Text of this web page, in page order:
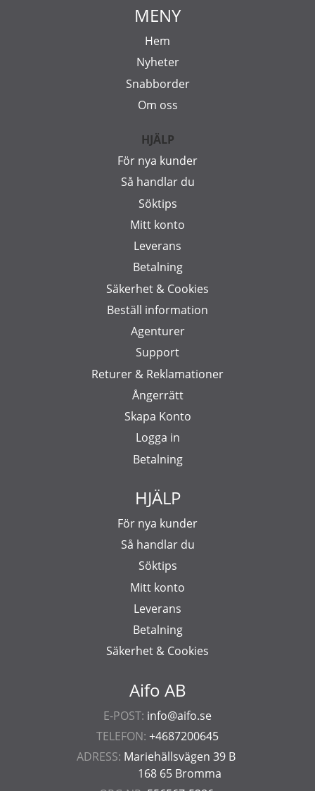
Aifo AB
E-POST: info@aifo.se
TELEFON: +4687200645
ADRESS: Mariehällsvägen 39 B
168 65 Bromma
MENY
Hem
Nyheter
Snabborder
Om oss
HJÄLP
För nya kunder
Så handlar du
Söktips
Mitt konto
Leverans
Betalning
Säkerhet & Cookies
Beställ information
Agenturer
Support
Returer & Reklamationer
Ångerrätt
Skapa Konto
Logga in
Betalning
HJÄLP
För nya kunder
Så handlar du
Söktips
Mitt konto
Leverans
Betalning
Säkerhet & Cookies